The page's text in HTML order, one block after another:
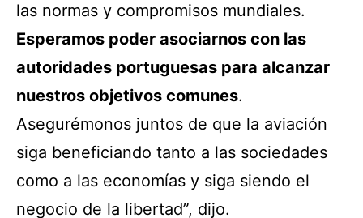
las normas y compromisos mundiales.
Esperamos poder asociarnos con las
autoridades portuguesas para alcanzar
nuestros objetivos comunes.
Asegurémonos juntos de que la aviación
siga beneficiando tanto a las sociedades
como a las economías y siga siendo el
negocio de la libertad”, dijo.